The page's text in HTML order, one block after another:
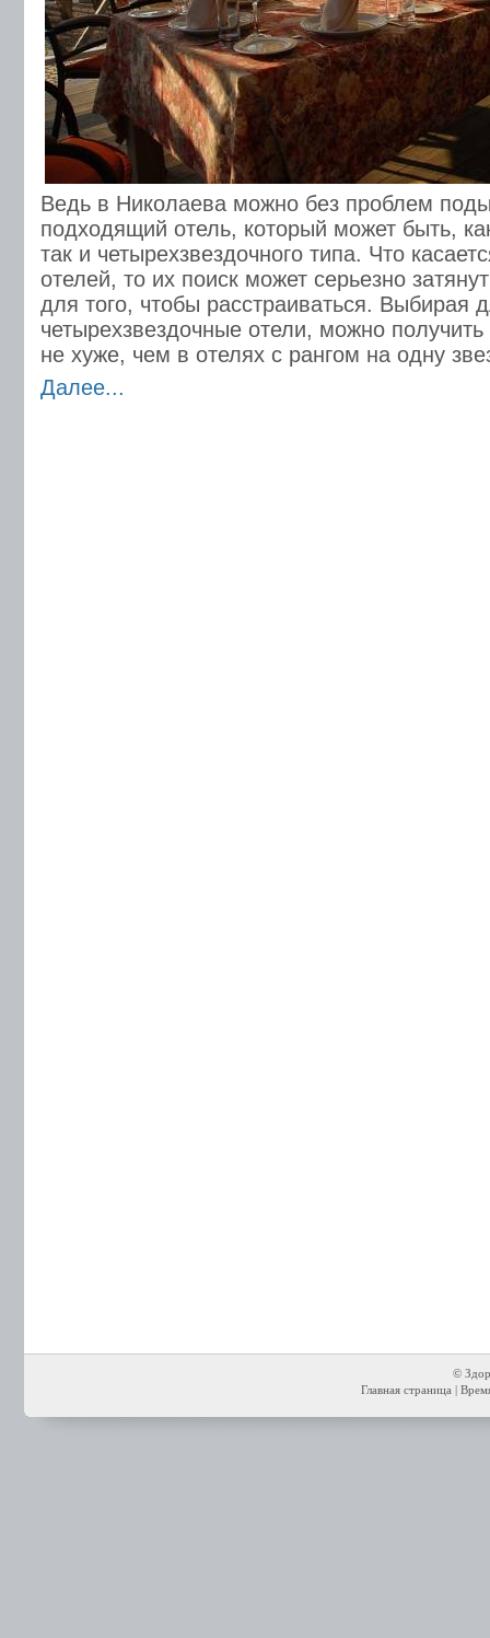
Ведь в Николаева можно без проблем
подходящий отель, который может быть,
так и четырехзвездочного типа. Что
отелей, то их поиск может серьезно
для того, чтобы расстраиваться. Выбирая
четырехзвездочные отели, можно
не хуже, чем в отелях с рангом на одну
Далее...
©
Главная страница|